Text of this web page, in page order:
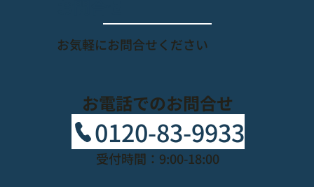
​お気軽にお問合せください
お電話でのお問合せ
0120-83-9933
受付時間：9:00-18:00